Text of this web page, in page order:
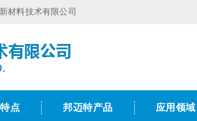
材料技术有限公司
点 邦迈特产品 应用领域